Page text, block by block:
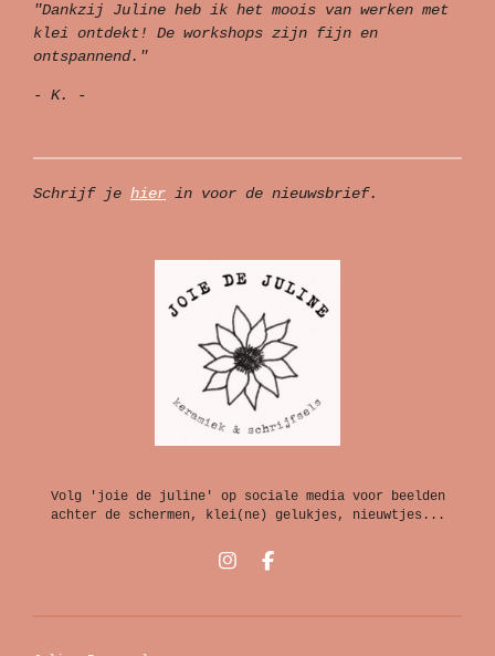
"Dankzij Juline heb ik het moois van werken met
klei ontdekt! De workshops zijn fijn en
ontspannend."
- K. -
Schrijf je hier in voor de nieuwsbrief.
Volg 'joie de juline' op sociale media voor beelden
achter de schermen, klei(ne) gelukjes, nieuwtjes...
I
F